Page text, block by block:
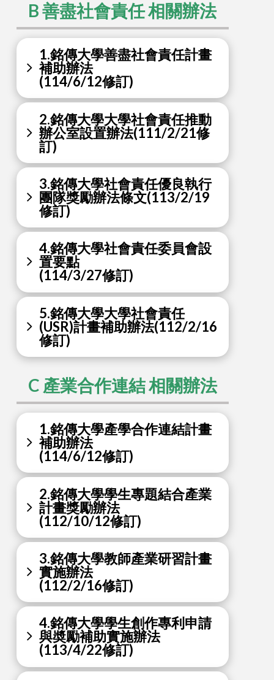
B 善盡社會責任 相關辦法
1.銘傳大學善盡社會責任計畫
補助辦法
(114/6/12修訂)
2.銘傳大學大學社會責任推動
辦公室設置辦法(111/2/21修
訂)
3.銘傳大學社會責任優良執行
團隊獎勵辦法條文(113/2/19
修訂)
4.銘傳大學社會責任委員會設
置要點
(114/3/27修訂)
5.銘傳大學大學社會責任
(USR)計畫補助辦法(112/2/16
修訂)
C 產業合作連結 相關辦法
1.銘傳大學產學合作連結計畫
補助辦法
(114/6/12修訂)
2.銘傳大學學生專題結合產業
計畫獎勵辦法
(112/10/12修訂)
3.銘傳大學教師產業研習計畫
實施辦法
(112/2/16修訂)
4.銘傳大學學生創作專利申請
與奬勵補助實施辦法
(113/4/22修訂)